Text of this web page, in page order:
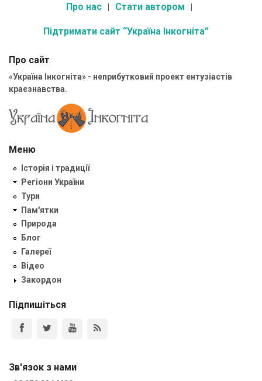
Про нас Стати автором
Підтримати сайт “Україна Інкогніта”
Про сайт
«Україна Інкогніта» - неприбутковий проект ентузіастів
краєзнавства.
Меню
Історія і традиції
Регіони України
Тури
Пам'ятки
Природа
Блог
Галереї
Відео
Закордон
Підпишіться
Зв'язок з нами